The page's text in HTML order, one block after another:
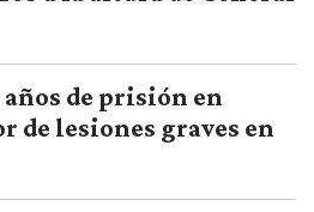
años de prisión en
de lesiones graves en